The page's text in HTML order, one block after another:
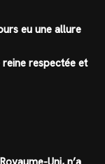
eu une allure
respectée et